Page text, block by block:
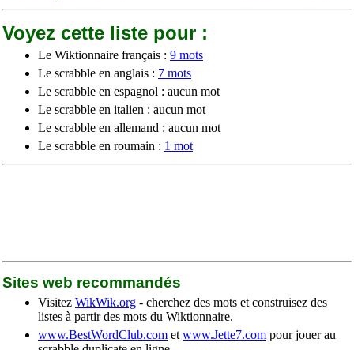
Voyez cette liste pour :
Le Wiktionnaire français : 9 mots
Le scrabble en anglais : 7 mots
Le scrabble en espagnol : aucun mot
Le scrabble en italien : aucun mot
Le scrabble en allemand : aucun mot
Le scrabble en roumain : 1 mot
Sites web recommandés
Visitez WikWik.org - cherchez des mots et construisez des
listes à partir des mots du Wiktionnaire.
www.BestWordClub.com et www.Jette7.com pour jouer au